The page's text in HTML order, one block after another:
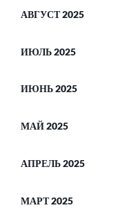
АВГУСТ 2025
ИЮЛЬ 2025
ИЮНЬ 2025
МАЙ 2025
АПРЕЛЬ 2025
МАРТ 2025